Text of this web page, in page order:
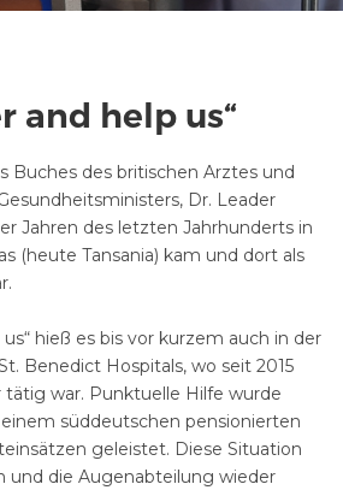
and help us“
Buches des britischen Arztes und
Dr. Leader
Jahren des letzten Jahrhunderts in
(heute Tansania) kam und dort als
hieß es bis vor kurzem auch in der
Benedict Hospitals, wo seit 2015
war. Punktuelle Hilfe wurde
süddeutschen pensionierten
geleistet. Diese Situation
und die Augenabteilung wieder